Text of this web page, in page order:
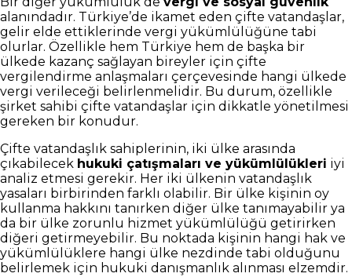
alanındadır. Türkiye’de ikamet eden çifte vatandaşlar,
gelir elde ettiklerinde vergi yükümlülüğüne tabi
olurlar. Özellikle hem Türkiye hem de başka bir
ülkede kazanç sağlayan bireyler için çifte
vergilendirme anlaşmaları çerçevesinde hangi ülkede
vergi verileceği belirlenmelidir. Bu durum, özellikle
şirket sahibi çifte vatandaşlar için dikkatle yönetilmesi
gereken bir konudur.
Çifte vatandaşlık sahiplerinin, iki ülke arasında
çıkabilecek hukuki çatışmaları ve yükümlülükleri iyi
analiz etmesi gerekir. Her iki ülkenin vatandaşlık
yasaları birbirinden farklı olabilir. Bir ülke kişinin oy
kullanma hakkını tanırken diğer ülke tanımayabilir ya
da bir ülke zorunlu hizmet yükümlülüğü getirirken
diğeri getirmeyebilir. Bu noktada kişinin hangi hak ve
yükümlülüklere hangi ülke nezdinde tabi olduğunu
belirlemek için hukuki danışmanlık alınması elzemdir.